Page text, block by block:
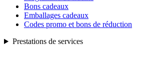
Bons cadeaux
Emballages cadeaux
Codes promo et bons de réduction
Prestations de services